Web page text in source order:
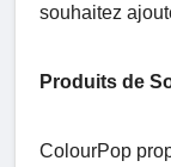
souhaitez
Produits de
ColourPop